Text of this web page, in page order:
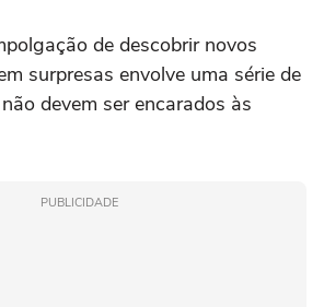
de descobrir novos
surpresas envolve uma série de
devem ser encarados às
PUBLICIDADE